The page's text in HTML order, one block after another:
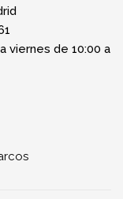
viernes de 10:00 a